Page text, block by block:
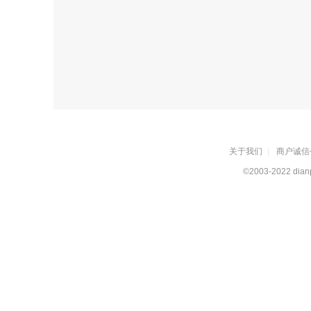
关于我们 商户诚
©2003-2022